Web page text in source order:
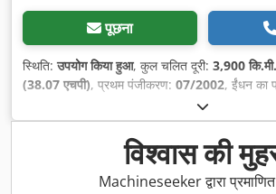
पूछना
स्थिति:उपयोग किया हुआ, कुल चलित दूरी: 3,900 कि.मी.
(38.07 एचपी), प्रथम पंजीकरण: 07/2002, ईंधन का
अन्य, संचालन के घंटे:
सभी पहियों की ड्राइव,
विश्वास की
Machineseeker द्वारा